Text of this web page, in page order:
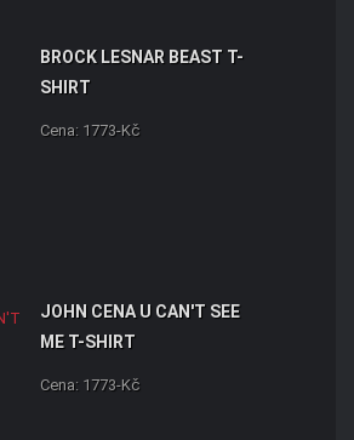
BROCK LESNAR BEAST T-
SHIRT
Cena: 1773-Kč
JOHN CENA U CAN'T SEE
ME T-SHIRT
Cena: 1773-Kč